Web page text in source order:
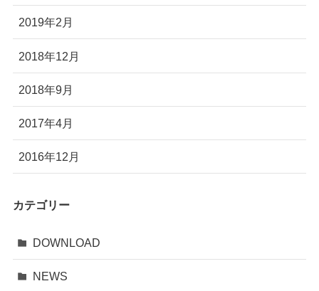
2019年2月
2018年12月
2018年9月
2017年4月
2016年12月
カテゴリー
DOWNLOAD
NEWS